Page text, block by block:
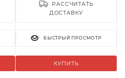
КУПИТЬ
РАССЧИТАТЬ
ДОСТАВКУ
БЫСТРЫЙ ПРОСМОТР